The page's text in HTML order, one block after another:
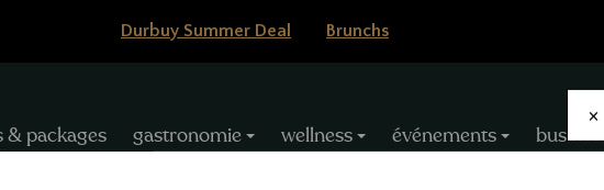
Durbuy Summer Deal Brunchs
& packages gastronomie wellness événements
×